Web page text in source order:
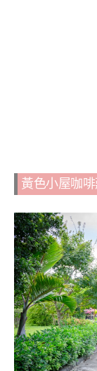
黃色小屋咖